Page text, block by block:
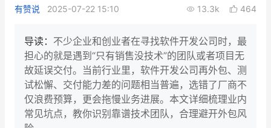
增长产品指南
智库 产品场景库
产品更新动态 帮助中心
有赞说 2025-07-22 15:10 13.3k 464
导读： 不少企业和创业者在寻找软件开发公司时，最
担心的就是遇到“只有销售没技术”的团队或者项目无
故延误交付。当前行业里，软件开发公司再外包、测
试松懈、交付能力差的问题相当普遍，选错了厂商不
仅浪费预算，更会拖慢业务进展。本文详细梳理业内
常见坑点，教你识别靠谱技术团队，合理避开外包风